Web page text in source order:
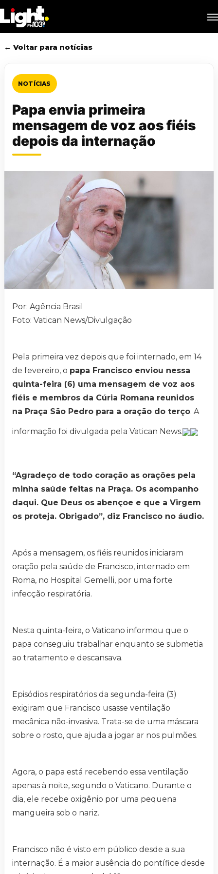
to
main
content
← Voltar para notícias
NOTÍCIAS
Papa envia primeira
mensagem de voz aos fiéis
depois da internação
Por: Agência Brasil
Foto: Vatican News/Divulgação
Pela primeira vez depois que foi internado, em 14
de fevereiro, o papa Francisco enviou nessa
quinta-feira (6) uma mensagem de voz aos
fiéis e membros da Cúria Romana reunidos
na Praça São Pedro para a oração do terço. A
informação foi divulgada pela Vatican News.
“Agradeço de todo coração as orações pela
minha saúde feitas na Praça. Os acompanho
daqui. Que Deus os abençoe e que a Virgem
os proteja. Obrigado”, diz Francisco no áudio.
Após a mensagem, os fiéis reunidos iniciaram
oração pela saúde de Francisco, internado em
Roma, no Hospital Gemelli, por uma forte
infecção respiratória.
Nesta quinta-feira, o Vaticano informou que o
papa conseguiu trabalhar enquanto se submetia
ao tratamento e descansava.
Episódios respiratórios da segunda-feira (3)
exigiram que Francisco usasse ventilação
mecânica não-invasiva. Trata-se de uma máscara
sobre o rosto, que ajuda a jogar ar nos pulmões.
Agora, o papa está recebendo essa ventilação
apenas à noite, segundo o Vaticano. Durante o
dia, ele recebe oxigênio por uma pequena
mangueira sob o nariz.
Francisco não é visto em público desde a sua
internação. É a maior ausência do pontífice desde